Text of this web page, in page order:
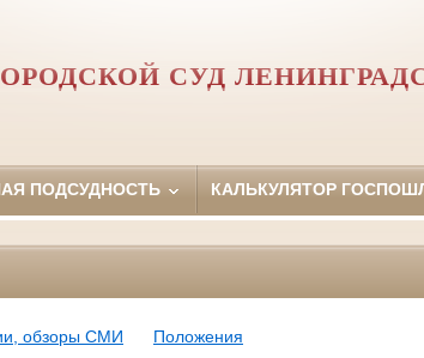
СУД
ПОДСУДНОСТЬ КАЛЬКУЛЯТОР
обзоры СМИ
Положения